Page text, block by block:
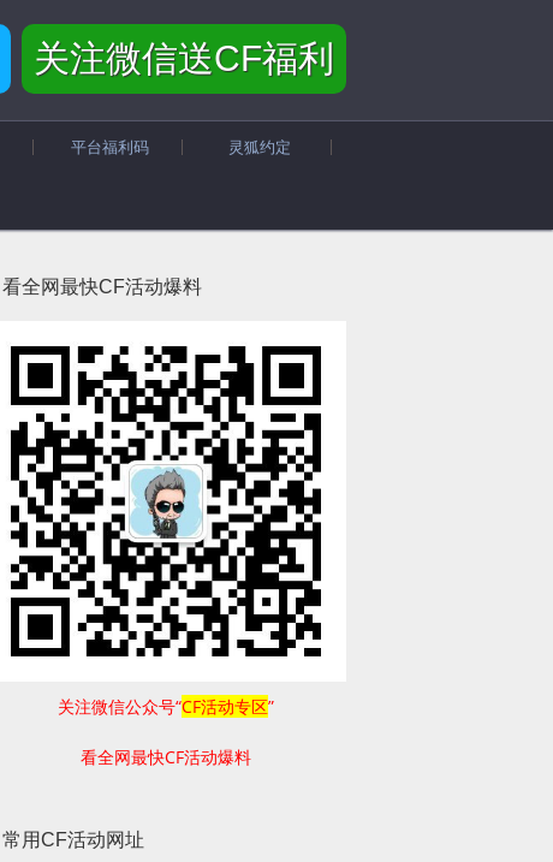
关注微信送CF福利
平台福利码 灵狐约定
看全网最快CF活动爆料
关注微信公众号“CF活动专区”
看全网最快CF活动爆料
常用CF活动网址